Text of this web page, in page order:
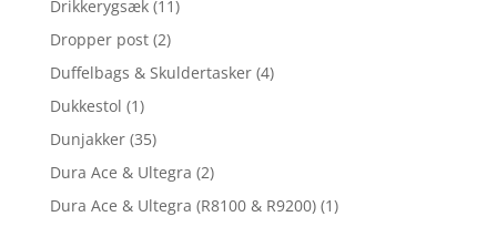
Drikkerygsæk (11)
Dropper post (2)
Duffelbags & Skuldertasker (4)
Dukkestol (1)
Dunjakker (35)
Dura Ace & Ultegra (2)
Dura Ace & Ultegra (R8100 & R9200) (1)